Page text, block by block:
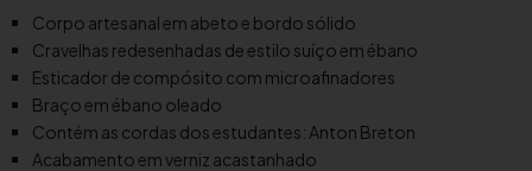
n
c
e
l
o
C
Corpo artesanal em abeto e bordo sólido
Cravelhas redesenhadas de estilo suíço em ébano
Esticador de compósito com microafinadores
Braço em ébano oleado
Contém as cordas dos estudantes: Anton Breton
Acabamento em verniz acastanhado